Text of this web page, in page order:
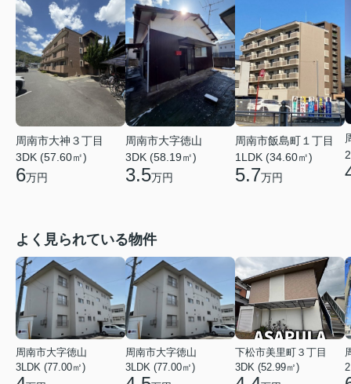
周南市大神３丁目
3DK (57.60㎡)
6万円
周南市大字徳山
3DK (58.19㎡)
3.5万円
周南市飯島町１丁目
1LDK (34.60㎡)
5.7万円
よく見られている物件
周南市大字徳山
3LDK (77.00㎡)
周南市大字徳山
3LDK (77.00㎡)
下松市美里町３丁目
3DK (52.99㎡)